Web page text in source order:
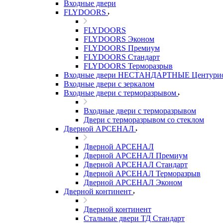
Входные двери
FLYDOORS
FLYDOORS
FLYDOORS Эконом
FLYDOORS Премиум
FLYDOORS Стандарт
FLYDOORS Терморазрыв
Входные двери НЕСТАНДАРТНЫЕ
Входные двери с зеркалом
Входные двери с терморазрывом
Входные двери с терморазрывом
Двери с терморазрывом со стеклом
Дверной АРСЕНАЛ
Дверной АРСЕНАЛ
Дверной АРСЕНАЛ Премиум
Дверной АРСЕНАЛ Стандарт
Дверной АРСЕНАЛ Терморазрыв
Дверной АРСЕНАЛ Эконом
Дверной континент
Дверной континент
Стальные двери ТД Стандарт